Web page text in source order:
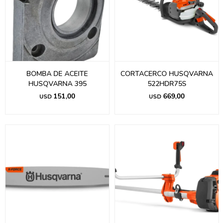
BOMBA DE ACEITE
HUSQVARNA 395
USD 151,00
CORTACERCO HUSQVARNA
522HDR75S
USD 669,00